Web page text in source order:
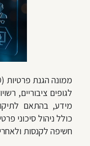
לגופים ציבוריים,
כולל ניהול סיכוני
חשיפה לקנסות